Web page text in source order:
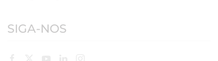
SIGA-NOS